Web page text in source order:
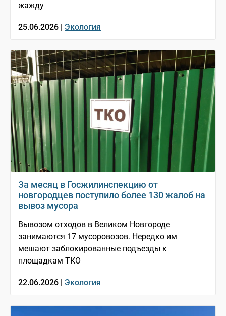
жажду
25.06.2026 | Экология
За месяц в Госжилинспекцию от
новгородцев поступило более 130 жалоб на
вывоз мусора
Вывозом отходов в Великом Новгороде
занимаются 17 мусоровозов. Нередко им
мешают заблокированные подъезды к
площадкам ТКО
22.06.2026 | Экология